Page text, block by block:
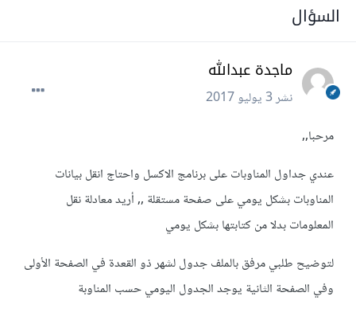
السؤال
ماجدة عبدالله
نشر3 يوليو 2017
مرحبا,,
عندي جداول المناوبات على برنامج الاكسل واحتاج انقل بيانات
المناوبات بشكل يومي على صفحة مستقلة ,, أريد معادلة نقل
المعلومات بدلا من كتابتها بشكل يومي
لتوضيح طلبي مرفق بالملف جدول لشهر ذو القعدة في الصفحة الأولى
وفي الصفحة الثانية يوجد الجدول اليومي حسب المناوبة